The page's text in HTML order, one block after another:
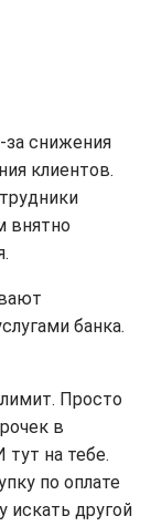
за снижения
клиентов.
внятно
банка.
Просто
в
тут на тебе.
по оплате
искать другой